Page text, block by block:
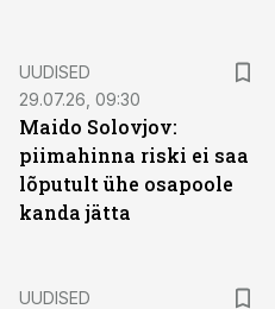
UUDISED
29.07.26, 09:30
Maido Solovjov:
piimahinna riski ei saa
lõputult ühe osapoole
kanda jätta
UUDISED